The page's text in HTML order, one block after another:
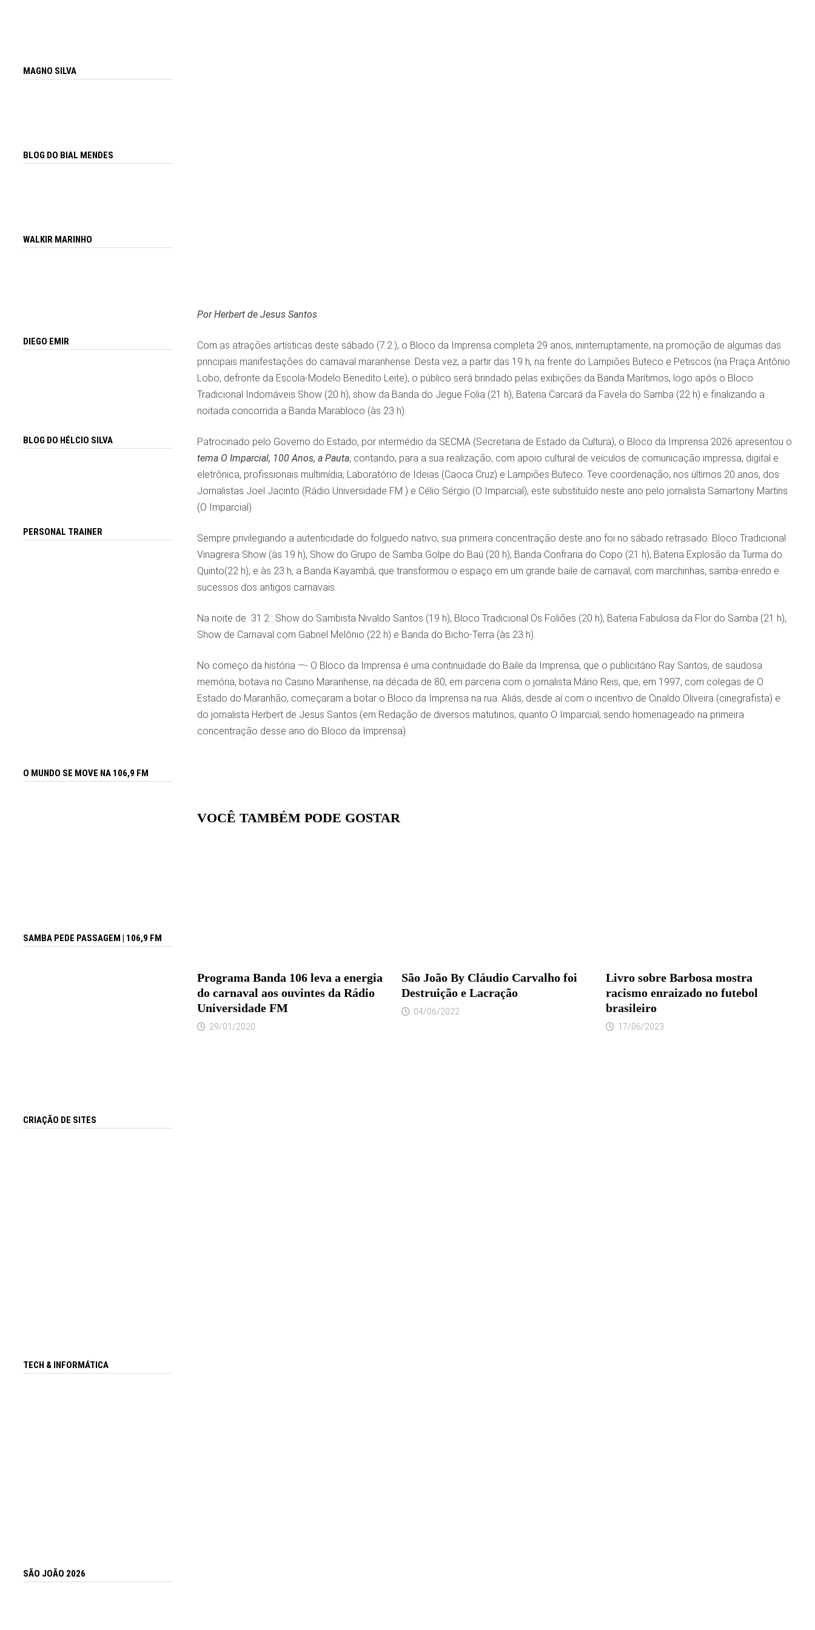
Por Herbert de Jesus Santos
Com as atrações artísticas deste sábado (7.2.), o Bloco da Imprensa completa 29 anos, ininterruptamente, na promoção de algumas das
principais manifestações do carnaval maranhense. Desta vez, a partir das 19 h, na frente do Lampiões Buteco e Petiscos (na Praça Antônio
Lobo, defronte da Escola-Modelo Benedito Leite), o público será brindado pelas exibições da Banda Marítimos, logo após o Bloco
Tradicional Indomáveis Show (20 h), show da Banda do Jegue Folia (21 h), Bateria Carcará da Favela do Samba (22 h) e finalizando a
noitada concorrida a Banda Marabloco (às 23 h).
Patrocinado pelo Governo do Estado, por intermédio da SECMA (Secretaria de Estado da Cultura), o Bloco da Imprensa 2026 apresentou o
tema O Imparcial, 100 Anos, a Pauta, contando, para a sua realização, com apoio cultural de veículos de comunicação impressa, digital e
eletrônica, profissionais multimídia, Laboratório de Ideias (Caoca Cruz) e Lampiões Buteco. Teve coordenação, nos últimos 20 anos, dos
Jornalistas Joel Jacinto (Rádio Universidade FM ) e Célio Sérgio (O Imparcial), este substituído neste ano pelo jornalista Samartony Martins
(O Imparcial).
Sempre privilegiando a autenticidade do folguedo nativo, sua primeira concentração deste ano foi no sábado retrasado: Bloco Tradicional
Vinagreira Show (às 19 h), Show do Grupo de Samba Golpe do Baú (20 h), Banda Confraria do Copo (21 h), Bateria Explosão da Turma do
Quinto(22 h), e às 23 h, a Banda Kayambá, que transformou o espaço em um grande baile de carnaval, com marchinhas, samba-enredo e
sucessos dos antigos carnavais.
Na noite de 31.2.: Show do Sambista Nivaldo Santos (19 h), Bloco Tradicional Os Foliões (20 h), Bateria Fabulosa da Flor do Samba (21 h),
Show de Carnaval com Gabriel Melônio (22 h) e Banda do Bicho-Terra (às 23 h).
No começo da história —- O Bloco da Imprensa é uma continuidade do Baile da Imprensa, que o publicitário Ray Santos, de saudosa
memória, botava no Casino Maranhense, na década de 80, em parceria com o jornalista Mário Reis, que, em 1997, com colegas de O
Estado do Maranhão, começaram a botar o Bloco da Imprensa na rua. Aliás, desde aí com o incentivo de Cinaldo Oliveira (cinegrafista) e
do jornalista Herbert de Jesus Santos (em Redação de diversos matutinos, quanto O Imparcial, sendo homenageado na primeira
concentração desse ano do Bloco da Imprensa).
VOCÊ TAMBÉM PODE GOSTAR
Programa Banda 106 leva a energia
do carnaval aos ouvintes da Rádio
Universidade FM
29/01/2020
São João By Cláudio Carvalho foi
Destruição e Lacração
04/06/2022
Livro sobre Barbosa mostra
racismo enraizado no futebol
brasileiro
17/06/2023
MAGNO SILVA
BLOG DO BIAL MENDES
WALKIR MARINHO
DIEGO EMIR
BLOG DO HÉLCIO SILVA
PERSONAL TRAINER
O MUNDO SE MOVE NA 106,9 FM
SAMBA PEDE PASSAGEM | 106,9 FM
CRIAÇÃO DE SITES
TECH & INFORMÁTICA
SÃO JOÃO 2026